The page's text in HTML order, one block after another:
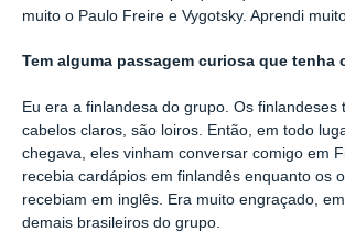
muito o Paulo Freire e Vygotsky. Aprendi
Tem alguma passagem curiosa que tenha
Eu era a finlandesa do grupo. Os finlandeses
cabelos claros, são loiros. Então, em todo
chegava, eles vinham conversar comigo em
recebia cardápios em finlandês enquanto os
recebiam em inglês. Era muito engraçado,
demais brasileiros do grupo.